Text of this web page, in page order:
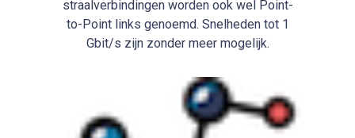
straalverbindingen worden ook wel Point-
to-Point links genoemd. Snelheden tot 1
Gbit/s zijn zonder meer mogelijk.